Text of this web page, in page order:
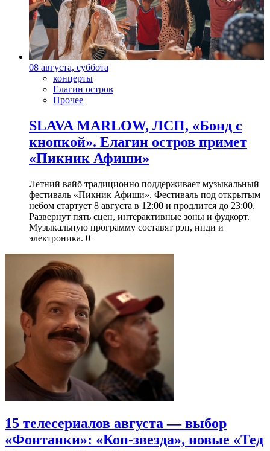
08 августа, суббота
концерты
Елагин остров
Прочее
SLAVA MARLOW, ЛСП, «Бонд с
кнопкой». Елагин остров примет
«Пикник Афиши»
Летний вайб традиционно поддерживает музыкальный
фестиваль «Пикник Афиши». Фестиваль под открытым
небом стартует 8 августа в 12:00 и продлится до 23:00.
Развернут пять сцен, интерактивные зоны и фудкорт.
Музыкальную программу составят рэп, инди и
электроника. 0+
15 телесериалов августа — выбор
«Фонтанки»: «Коп-звезда», новые «Тед